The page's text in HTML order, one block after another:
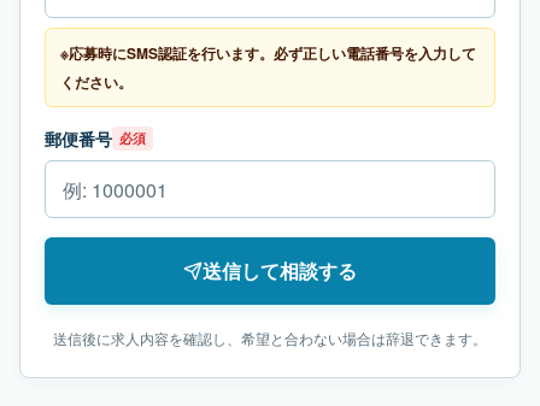
※応募時にSMS認証を行います。必ず正しい電話番号を入力して
ください。
郵便番号 必須
送信して相談する
送信後に求人内容を確認し、希望と合わない場合は辞退できます。